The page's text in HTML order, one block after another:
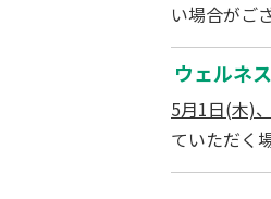
い場合がご
ウェルネ
5月1日(木)
ていただく